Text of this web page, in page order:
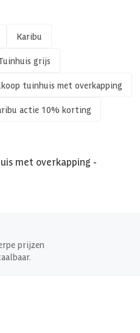
24-192-0081-0
4010090236087
Massief
Karibu
grijs
tuinhuis met overkapping
actie 10% korting
met overkapping -
prijzen